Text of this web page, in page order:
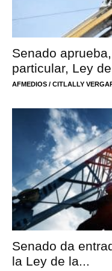
Senado
particular, Ley
AFMEDIOS / CITLALLY
Senado da
la Ley de la...